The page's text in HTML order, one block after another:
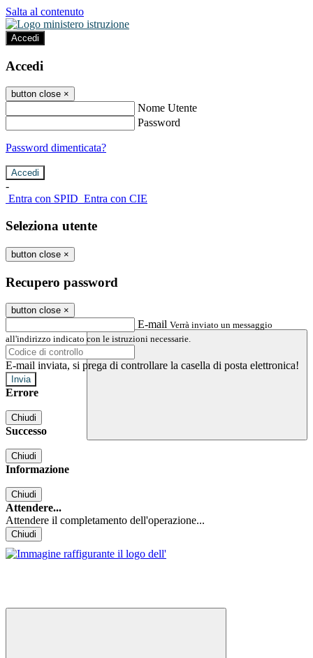
Salta al contenuto
Accedi
Accedi
button close ×
Nome Utente
Password
Password dimenticata?
-
Entra con SPID Entra con CIE
Seleziona utente
button close ×
Recupero password
button close ×
E-mail Verrà inviato un messaggio
all'indirizzo indicato con le istruzioni necessarie.
E-mail inviata, si prega di controllare la casella di posta elettronica!
Errore
Chiudi
Successo
Chiudi
Informazione
Chiudi
Attendere...
Attendere il completamento dell'operazione...
Chiudi